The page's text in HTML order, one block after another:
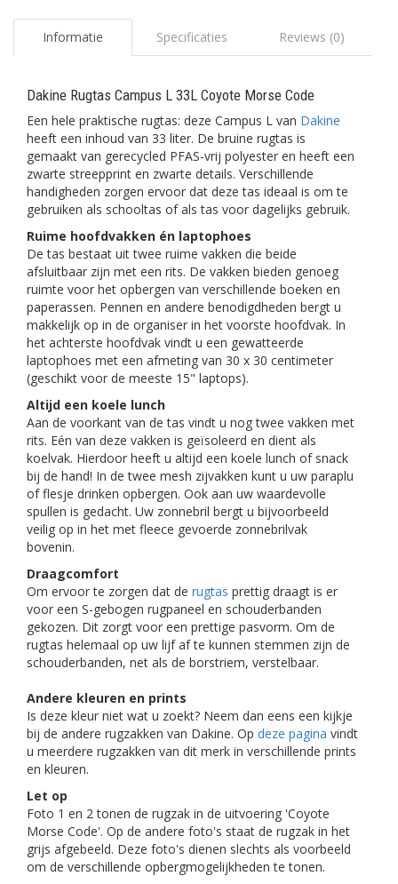
Informatie Specificaties Reviews (0)
Dakine Rugtas Campus L 33L Coyote Morse Code
Een hele praktische rugtas: deze Campus L van Dakine
heeft een inhoud van 33 liter. De bruine rugtas is
gemaakt van gerecycled PFAS-vrij polyester en heeft een
zwarte streepprint en zwarte details. Verschillende
handigheden zorgen ervoor dat deze tas ideaal is om te
gebruiken als schooltas of als tas voor dagelijks gebruik.
Ruime hoofdvakken én laptophoes
De tas bestaat uit twee ruime vakken die beide
afsluitbaar zijn met een rits. De vakken bieden genoeg
ruimte voor het opbergen van verschillende boeken en
paperassen. Pennen en andere benodigdheden bergt u
makkelijk op in de organiser in het voorste hoofdvak. In
het achterste hoofdvak vindt u een gewatteerde
laptophoes met een afmeting van 30 x 30 centimeter
(geschikt voor de meeste 15" laptops).
Altijd een koele lunch
Aan de voorkant van de tas vindt u nog twee vakken met
rits. Eén van deze vakken is geïsoleerd en dient als
koelvak. Hierdoor heeft u altijd een koele lunch of snack
bij de hand! In de twee mesh zijvakken kunt u uw paraplu
of flesje drinken opbergen. Ook aan uw waardevolle
spullen is gedacht. Uw zonnebril bergt u bijvoorbeeld
veilig op in het met fleece gevoerde zonnebrilvak
bovenin.
Draagcomfort
Om ervoor te zorgen dat de rugtas prettig draagt is er
voor een S-gebogen rugpaneel en schouderbanden
gekozen. Dit zorgt voor een prettige pasvorm. Om de
rugtas helemaal op uw lijf af te kunnen stemmen zijn de
schouderbanden, net als de borstriem, verstelbaar.
Andere kleuren en prints
Is deze kleur niet wat u zoekt? Neem dan eens een kijkje
bij de andere rugzakken van Dakine. Op deze pagina vindt
u meerdere rugzakken van dit merk in verschillende prints
en kleuren.
Let op
Foto 1 en 2 tonen de rugzak in de uitvoering 'Coyote
Morse Code'. Op de andere foto's staat de rugzak in het
grijs afgebeeld. Deze foto's dienen slechts als voorbeeld
om de verschillende opbergmogelijkheden te tonen.